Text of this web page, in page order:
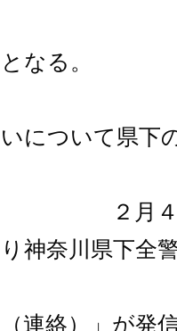
となる。
いについて県下
２月４日
り神奈川県下全
（連絡）」が発